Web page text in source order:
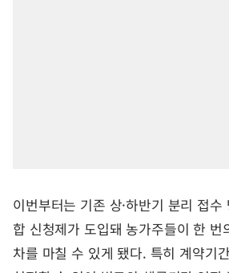
이번부터는 기존 상·하반기 분리 접
합 신청제가 도입돼 농가주들이 한 번
차를 마칠 수 있게 됐다. 특히 계약기